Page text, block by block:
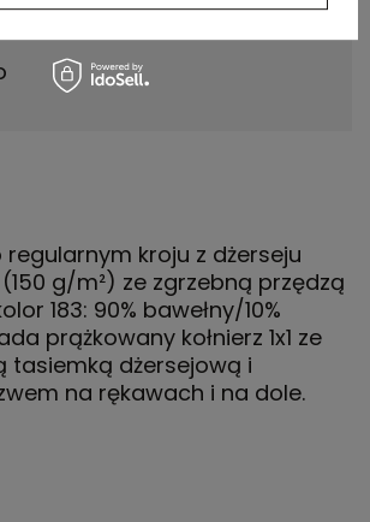
16.000
kroju z dżerseju
(150 g/m²) ze zgrzebną przędzą
183: 90% bawełny/10%
prążkowany kołnierz 1x1 ze
tasiemką dżersejową i
na rękawach i na dole.